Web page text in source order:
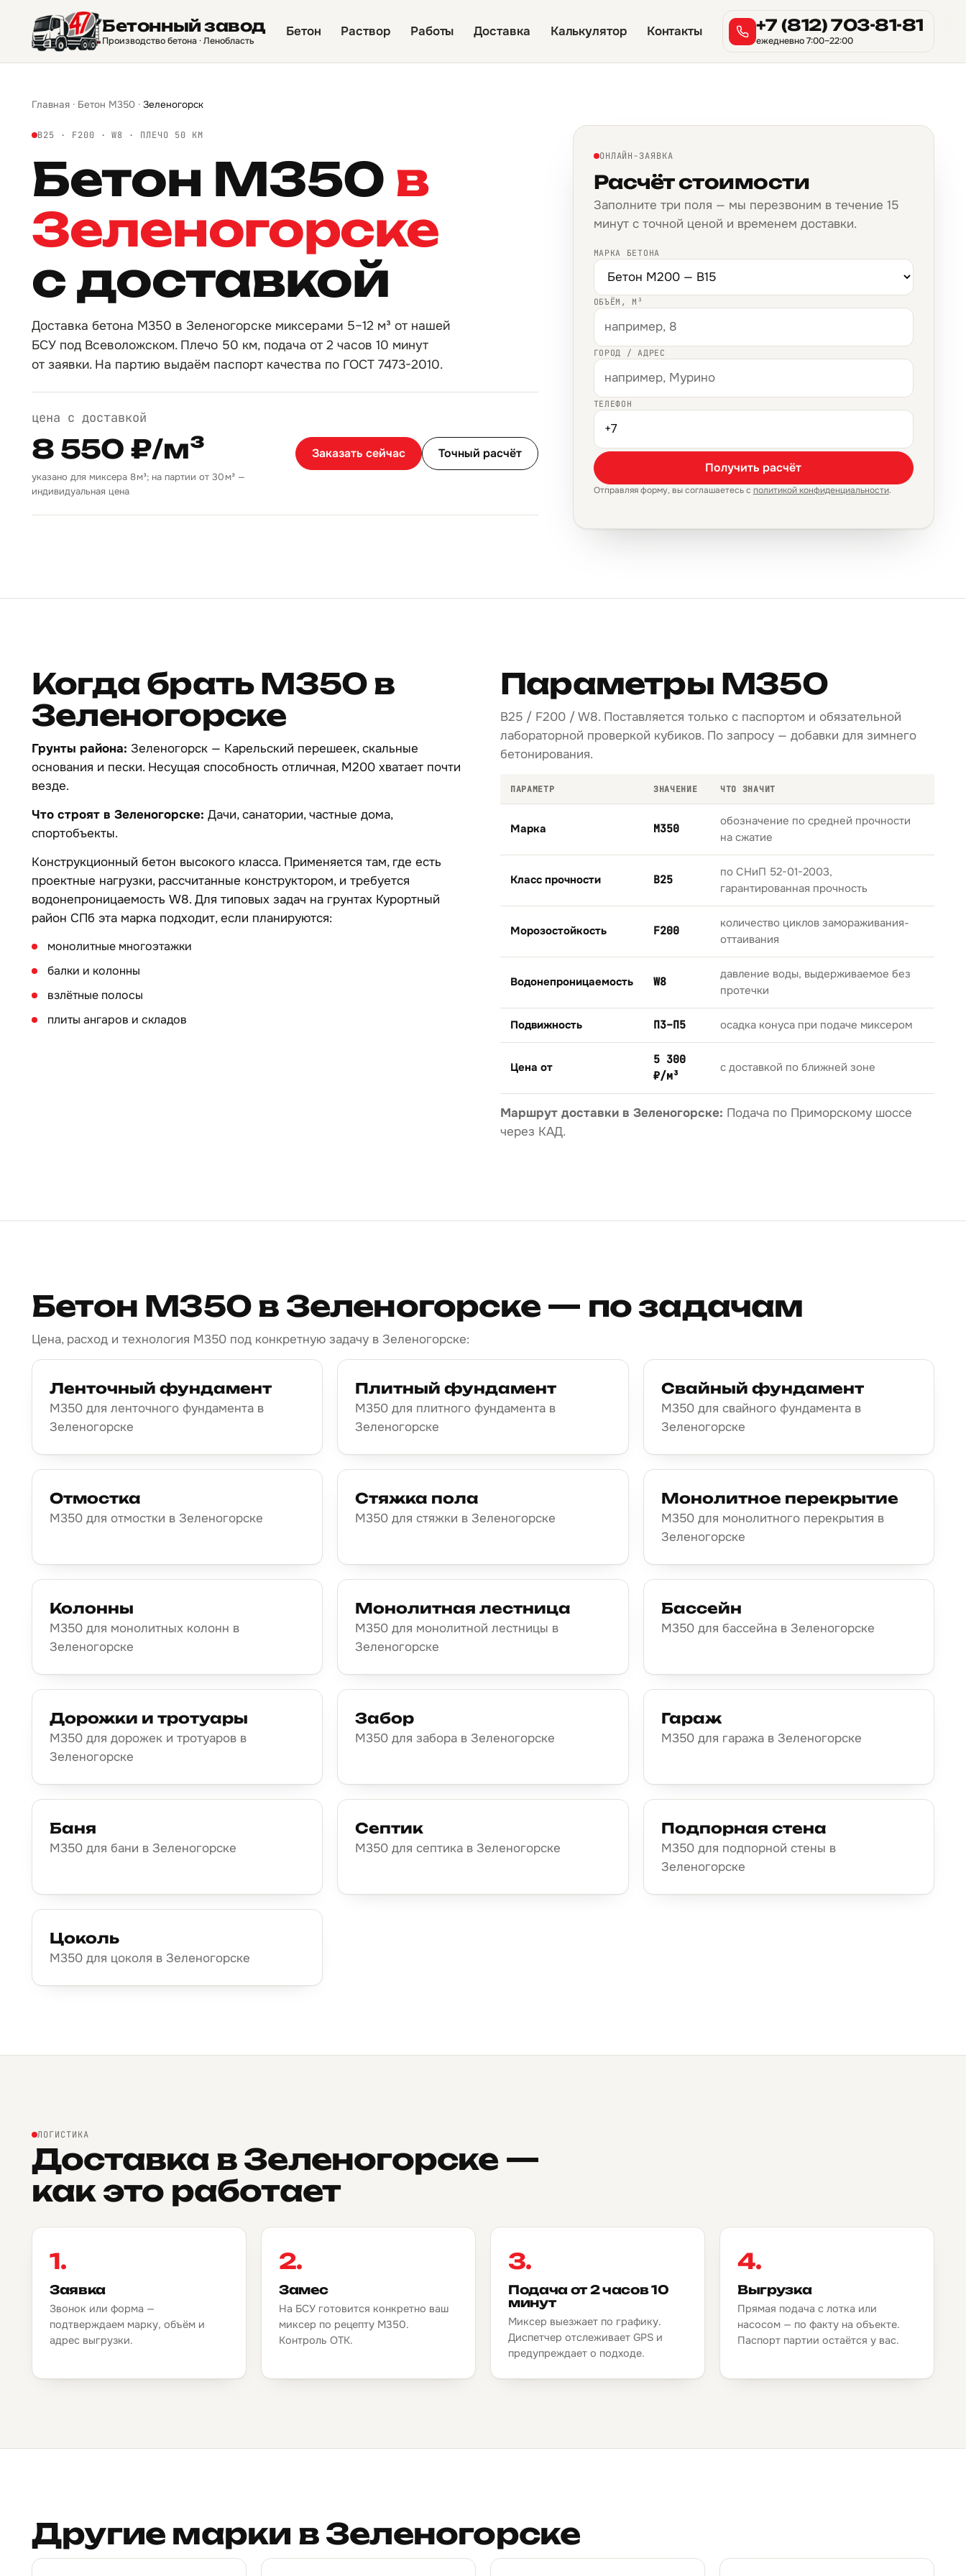
Бетонный завод
Производство бетона · Ленобласть
Бетон Раствор Работы Доставка Калькулятор Контакты +7 (812) 703-81-81
ежедневно 7:00–22:00
Главная · Бетон М350 · Зеленогорск
B25 · F200 · W8 · ПЛЕЧО 50 КМ
Бетон М350 в
Зеленогорске
с доставкой
Доставка бетона М350 в Зеленогорске миксерами 5–12 м³ от нашей
БСУ под Всеволожском. Плечо 50 км, подача от 2 часов 10 минут
от заявки. На партию выдаём паспорт качества по ГОСТ 7473-2010.
цена с доставкой
8 550 ₽/м³
указано для миксера 8 м³; на партии от 30 м³ —
индивидуальная цена
Заказать сейчас Точный расчёт
ОНЛАЙН-ЗАЯВКА
Расчёт стоимости
Заполните три поля — мы перезвоним в течение 15
минут с точной ценой и временем доставки.
МАРКА БЕТОНА
ОБЪЁМ, М³
ГОРОД / АДРЕС
ТЕЛЕФОН
Получить расчёт
Отправляя форму, вы соглашаетесь с политикой конфиденциальности.
Когда брать М350 в
Зеленогорске
Грунты района: Зеленогорск — Карельский перешеек, скальные
основания и пески. Несущая способность отличная, М200 хватает почти
везде.
Что строят в Зеленогорске: Дачи, санатории, частные дома,
спортобъекты.
Конструкционный бетон высокого класса. Применяется там, где есть
проектные нагрузки, рассчитанные конструктором, и требуется
водонепроницаемость W8. Для типовых задач на грунтах Курортный
район СПб эта марка подходит, если планируются:
монолитные многоэтажки
балки и колонны
взлётные полосы
плиты ангаров и складов
Параметры М350
B25 / F200 / W8. Поставляется только с паспортом и обязательной
лабораторной проверкой кубиков. По запросу — добавки для зимнего
бетонирования.
ПАРАМЕТР ЗНАЧЕНИЕ ЧТО ЗНАЧИТ
Марка М350
обозначение по средней прочности
на сжатие
Класс прочности B25
по СНиП 52-01-2003,
гарантированная прочность
Морозостойкость F200
количество циклов замораживания-
оттаивания
Водонепроницаемость W8
давление воды, выдерживаемое без
протечки
Подвижность П3–П5 осадка конуса при подаче миксером
Цена от
5 300
₽/м³
с доставкой по ближней зоне
Маршрут доставки в Зеленогорске: Подача по Приморскому шоссе
через КАД.
Бетон М350 в Зеленогорске — по задачам
Цена, расход и технология М350 под конкретную задачу в Зеленогорске:
Ленточный фундамент
М350 для ленточного фундамента в
Зеленогорске
Плитный фундамент
М350 для плитного фундамента в
Зеленогорске
Свайный фундамент
М350 для свайного фундамента в
Зеленогорске
Отмостка
М350 для отмостки в Зеленогорске
Стяжка пола
М350 для стяжки в Зеленогорске
Монолитное перекрытие
М350 для монолитного перекрытия в
Зеленогорске
Колонны
М350 для монолитных колонн в
Зеленогорске
Монолитная лестница
М350 для монолитной лестницы в
Зеленогорске
Бассейн
М350 для бассейна в Зеленогорске
Дорожки и тротуары
М350 для дорожек и тротуаров в
Зеленогорске
Забор
М350 для забора в Зеленогорске
Гараж
М350 для гаража в Зеленогорске
Баня
М350 для бани в Зеленогорске
Септик
М350 для септика в Зеленогорске
Подпорная стена
М350 для подпорной стены в
Зеленогорске
Цоколь
М350 для цоколя в Зеленогорске
ЛОГИСТИКА
Доставка в Зеленогорске —
как это работает
1.
Заявка
Звонок или форма —
подтверждаем марку, объём и
адрес выгрузки.
2.
Замес
На БСУ готовится конкретно ваш
миксер по рецепту М350.
Контроль ОТК.
3.
Подача от 2 часов 10
минут
Миксер выезжает по графику.
Диспетчер отслеживает GPS и
предупреждает о подходе.
4.
Выгрузка
Прямая подача с лотка или
насосом — по факту на объекте.
Паспорт партии остаётся у вас.
Другие марки в Зеленогорске